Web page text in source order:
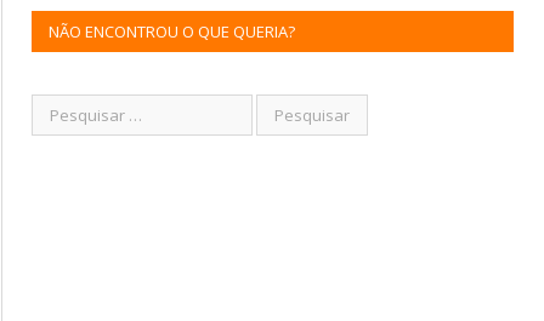
NÃO ENCONTROU O QUE QUERIA?